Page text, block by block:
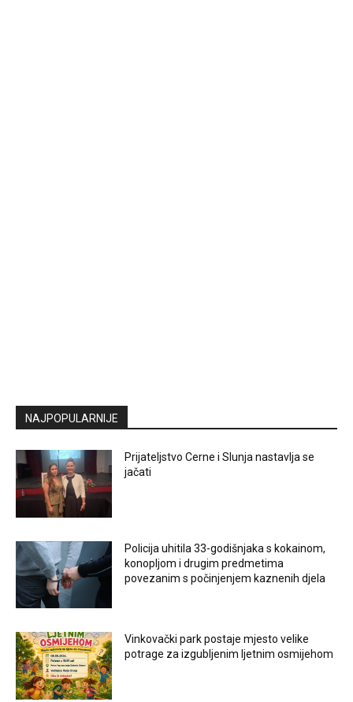
NAJPOPULARNIJE
Prijateljstvo Cerne i Slunja nastavlja se
jačati
Policija uhitila 33-godišnjaka s kokainom,
konopljom i drugim predmetima
povezanim s počinjenjem kaznenih djela
Vinkovački park postaje mjesto velike
potrage za izgubljenim ljetnim osmijehom